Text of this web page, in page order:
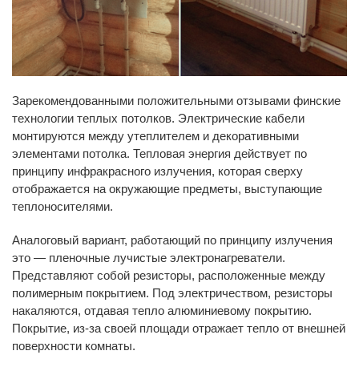
Зарекомендованными положительными отзывами финские
технологии теплых потолков. Электрические кабели
монтируются между утеплителем и декоративными
элементами потолка. Тепловая энергия действует по
принципу инфракрасного излучения, которая сверху
отображается на окружающие предметы, выступающие
теплоносителями.
Аналоговый вариант, работающий по принципу излучения
это — пленочные лучистые электронагреватели.
Представляют собой резисторы, расположенные между
полимерным покрытием. Под электричеством, резисторы
накаляются, отдавая тепло алюминиевому покрытию.
Покрытие, из-за своей площади отражает тепло от внешней
поверхности комнаты.